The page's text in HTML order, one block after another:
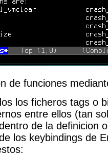
de funciones
los ficheros tags o
entre ellos (tan
de la definicion
los keybindings de